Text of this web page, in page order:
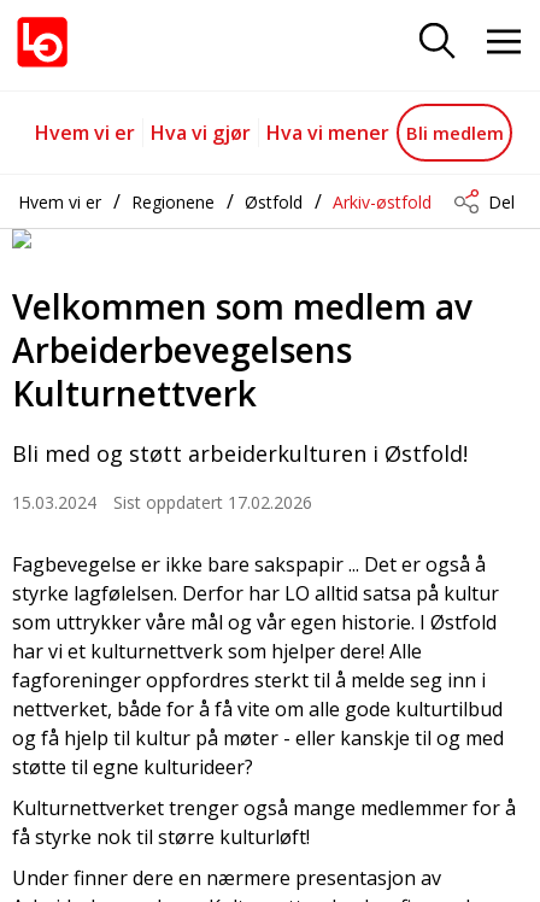
Velkommen som medlem av
Gå til hovedinnhold
Gå til navigasjon
Hvem vi er Hva vi gjør Hva vi mener Bli medlem
Hvem vi er Regionene Østfold Arkiv-østfold Del
Velkommen som medlem av
Arbeiderbevegelsens
Kulturnettverk
Bli med og støtt arbeiderkulturen i Østfold!
15.03.2024 Sist oppdatert 17.02.2026
Fagbevegelse er ikke bare sakspapir ... Det er også å
styrke lagfølelsen. Derfor har LO alltid satsa på kultur
som uttrykker våre mål og vår egen historie. I Østfold
har vi et kulturnettverk som hjelper dere! Alle
fagforeninger oppfordres sterkt til å melde seg inn i
nettverket, både for å få vite om alle gode kulturtilbud
og få hjelp til kultur på møter - eller kanskje til og med
støtte til egne kulturideer?
Kulturnettverket trenger også mange medlemmer for å
få styrke nok til større kulturløft!
Under finner dere en nærmere presentasjon av